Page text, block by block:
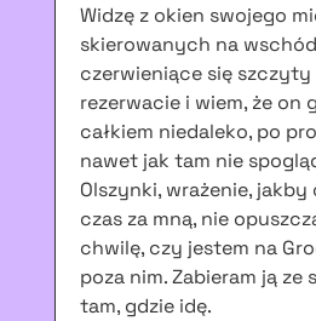
Widzę z okien swojego
skierowanych na
czerwieniące się szczyty
rezerwacie i wiem, że on
całkiem niedaleko, po
nawet jak tam nie
Olszynki, wrażenie, jakby
czas za mną, nie
chwilę, czy jestem na
poza nim. Zabieram ją ze
tam, gdzie idę.